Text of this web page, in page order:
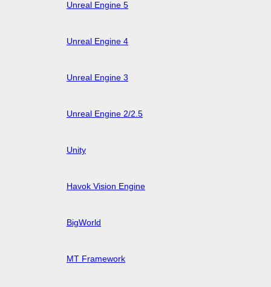
Unreal Engine 5
Unreal Engine 4
Unreal Engine 3
Unreal Engine 2/2.5
Unity
Havok Vision Engine
BigWorld
MT Framework